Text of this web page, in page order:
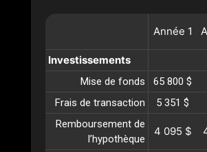
Année 1
Investissements
Mise de fonds 65 800 $
Frais de transaction
5 351 $
Remboursement de
l’hypothèque
4 095 $